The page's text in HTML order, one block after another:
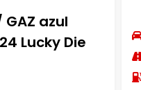
GAZ azul
Lucky Die